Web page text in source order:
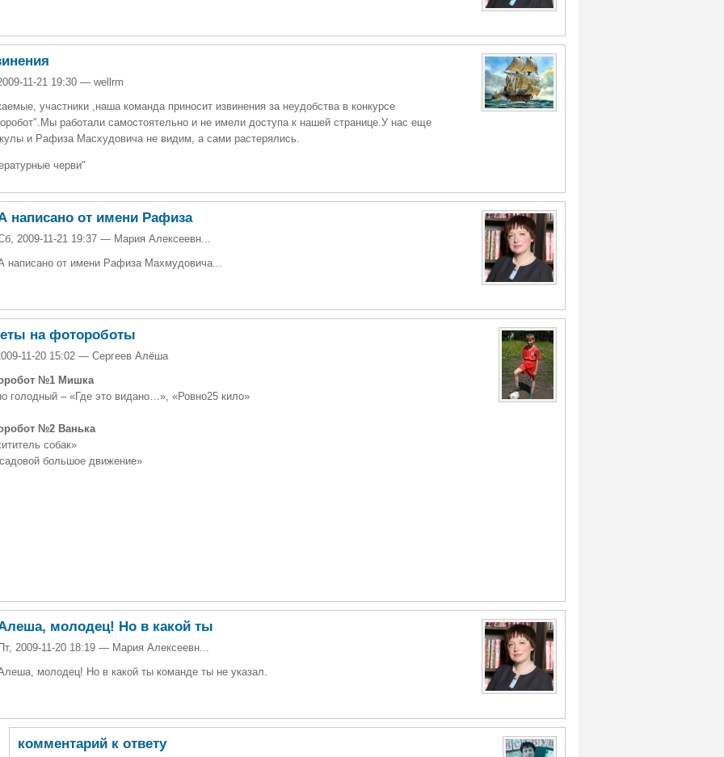
11-21 19:30 — wellrm
участники ,наша команда приносит извинения за неудобства в конкурсе
работали самостоятельно и не имели доступа к нашей странице.У нас еще
и Рафиза Масхудовича не видим, а сами растерялись.
черви"
написано от имени Рафиза
2009-11-21 19:37 — Мария Алексеевн...
написано от имени Рафиза Махмудовича...
на фотороботы
11-20 15:02 — Сергеев Алёша
№1 Мишка
голодный – «Где это видано…», «Ровно25 кило»
№2 Ванька
собак»
большое движение»
молодец! Но в какой ты
Пт, 2009-11-20 18:19 — Мария Алексеевн...
молодец! Но в какой ты команде ты не указал.
комментарий к ответу